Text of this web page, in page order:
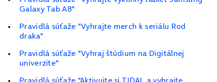
Galaxy Tab A8"
Pravidlá súťaže "Vyhrajte merch k seriálu Rod
draka"
Pravidlá súťaže "Vyhraj štúdium na Digitálnej
univerzite"